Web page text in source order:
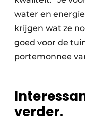
water en
krijgen wat ze
goed voor de
portemonnee
verder.